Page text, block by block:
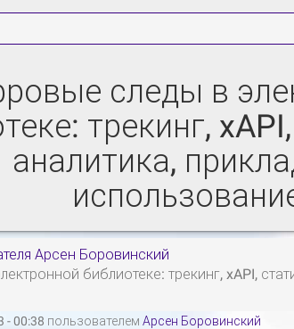
следы в
трекинг,
аналитика,
Арсен Боровинский
библиотеке: трекинг, xAPI,
00:38 пользователем Арсен Боровинский